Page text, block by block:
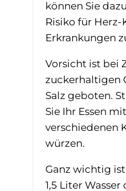
können Sie
Risiko für Herz-
Erkrankungen
Vorsicht ist bei
zuckerhaltigen
Salz geboten.
Sie Ihr Essen
verschiedenen
würzen.
Ganz wichtig
1,5 Liter